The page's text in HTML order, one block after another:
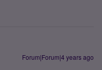
Forum|Forum|4 years ago